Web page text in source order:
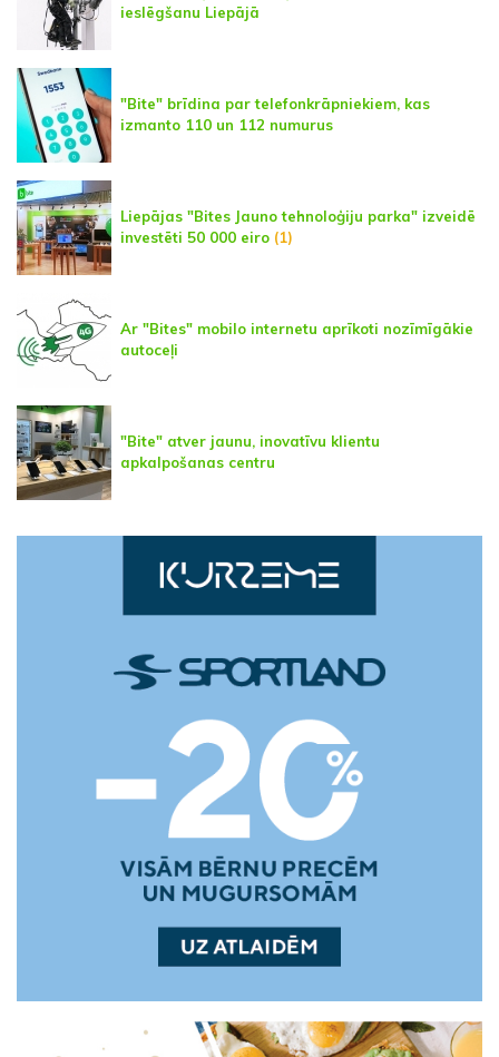
ieslēgšanu Liepājā
"Bite" brīdina par telefonkrāpniekiem, kas
izmanto 110 un 112 numurus
Liepājas "Bites Jauno tehnoloģiju parka" izveidē
investēti 50 000 eiro (1)
Ar "Bites" mobilo internetu aprīkoti nozīmīgākie
autoceļi
"Bite" atver jaunu, inovatīvu klientu
apkalpošanas centru